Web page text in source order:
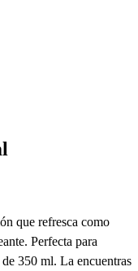
que refresca como
Perfecta para
350 ml. La encuentras